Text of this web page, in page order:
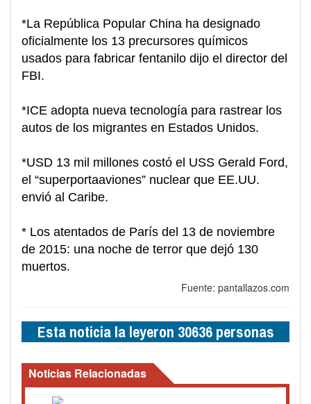
*La República Popular China ha designado
oficialmente los 13 precursores químicos
usados para fabricar fentanilo dijo el director del
FBI.
*ICE adopta nueva tecnología para rastrear los
autos de los migrantes en Estados Unidos.
*USD 13 mil millones costó el USS Gerald Ford,
el “superportaaviones” nuclear que EE.UU.
envió al Caribe.
* Los atentados de París del 13 de noviembre
de 2015: una noche de terror que dejó 130
muertos.
Fuente: pantallazos.com
Esta noticia la leyeron 30636 personas
Noticias Relacionadas